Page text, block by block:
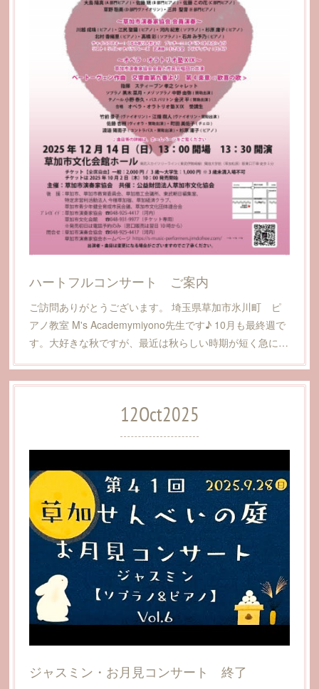
ハートフルコンサート ご案内
ご訪問ありがとうございます。 埼玉県草加市氷川町 ピ
アノ教室 M's Academymiyono先生です♪ 10月も最終週で
す。大好きな秋ですが、最近は秋らしい時期が短く急に…
12Oct2025
ジャスミン・お月見コンサート 終了